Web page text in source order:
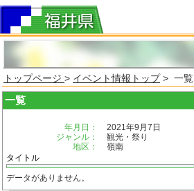
トップページ > イベント情報トップ> 一覧
一覧
年月日：
2021年9月7日
ジャンル：
観光・祭り
地区：
嶺南
タイトル
データがありません。